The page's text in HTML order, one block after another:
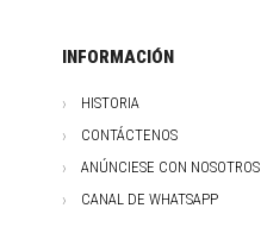
INFORMACIÓN
HISTORIA
CONTÁCTENOS
ANÚNCIESE CON NOSOTROS
CANAL DE WHATSAPP